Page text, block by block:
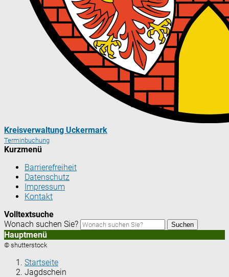
Kreisverwaltung Uckermark
Terminbuchung
Kurzmenü
Barrierefreiheit
Datenschutz
Impressum
Kontakt
Volltextsuche
Wonach suchen Sie?
Suchen
Hauptmenü
© shutterstock
Startseite
Jagdschein